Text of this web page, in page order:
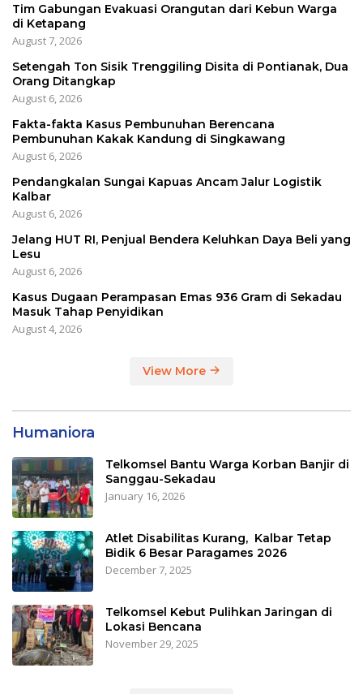
Tim Gabungan Evakuasi Orangutan dari Kebun Warga
di Ketapang
August 7, 2026
Setengah Ton Sisik Trenggiling Disita di Pontianak, Dua
Orang Ditangkap
August 6, 2026
Fakta-fakta Kasus Pembunuhan Berencana
Pembunuhan Kakak Kandung di Singkawang
August 6, 2026
Pendangkalan Sungai Kapuas Ancam Jalur Logistik
Kalbar
August 6, 2026
Jelang HUT RI, Penjual Bendera Keluhkan Daya Beli yang
Lesu
August 6, 2026
Kasus Dugaan Perampasan Emas 936 Gram di Sekadau
Masuk Tahap Penyidikan
August 4, 2026
View More
Humaniora
Telkomsel Bantu Warga Korban Banjir di
Sanggau-Sekadau
January 16, 2026
Atlet Disabilitas Kurang, Kalbar Tetap
Bidik 6 Besar Paragames 2026
December 7, 2025
Telkomsel Kebut Pulihkan Jaringan di
Lokasi Bencana
November 29, 2025